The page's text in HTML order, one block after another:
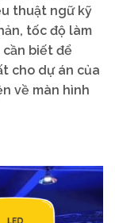
thuật ngữ kỹ
tốc độ làm
biết để
cho dự án của
về màn hình